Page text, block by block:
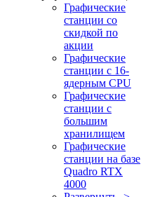
Графические
станции со
скидкой по
акции
Графические
станции с 16-
ядерным CPU
Графические
станции с
большим
хранилищем
Графические
станции на базе
Quadro RTX
4000